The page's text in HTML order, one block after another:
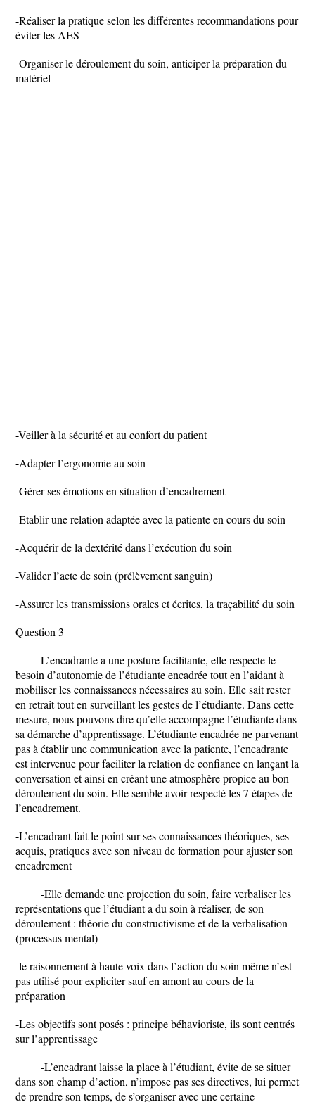
-Réaliser la pratique selon les différentes recommandations pour
éviter les AES
-Organiser le déroulement du soin, anticiper la préparation du
matériel
-Veiller à la sécurité et au confort du patient
-Adapter l’ergonomie au soin
-Gérer ses émotions en situation d’encadrement
-Etablir une relation adaptée avec la patiente en cours du soin
-Acquérir de la dextérité dans l’exécution du soin
-Valider l’acte de soin (prélèvement sanguin)
-Assurer les transmissions orales et écrites, la traçabilité du soin
Question 3
L’encadrante a une posture facilitante, elle respecte le
besoin d’autonomie de l’étudiante encadrée tout en l’aidant à
mobiliser les connaissances nécessaires au soin. Elle sait rester
en retrait tout en surveillant les gestes de l’étudiante. Dans cette
mesure, nous pouvons dire qu’elle accompagne l’étudiante dans
sa démarche d’apprentissage. L’étudiante encadrée ne parvenant
pas à établir une communication avec la patiente, l’encadrante
est intervenue pour faciliter la relation de confiance en lançant la
conversation et ainsi en créant une atmosphère propice au bon
déroulement du soin. Elle semble avoir respecté les 7 étapes de
l’encadrement.
-L’encadrant fait le point sur ses connaissances théoriques, ses
acquis, pratiques avec son niveau de formation pour ajuster son
encadrement
-Elle demande une projection du soin, faire verbaliser les
représentations que l’étudiant a du soin à réaliser, de son
déroulement : théorie du constructivisme et de la verbalisation
(processus mental)
-le raisonnement à haute voix dans l’action du soin même n’est
pas utilisé pour expliciter sauf en amont au cours de la
préparation
-Les objectifs sont posés : principe béhavioriste, ils sont centrés
sur l’apprentissage
-L’encadrant laisse la place à l’étudiant, évite de se situer
dans son champ d’action, n’impose pas ses directives, lui permet
de prendre son temps, de s’organiser avec une certaine